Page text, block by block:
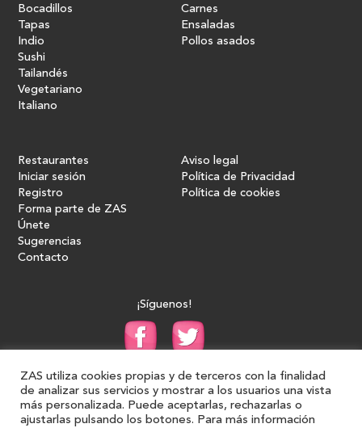
Bocadillos
Tapas
Indio
Sushi
Tailandés
Vegetariano
Italiano
Carnes
Ensaladas
Pollos asados
Restaurantes
Iniciar sesión
Registro
Forma parte de ZAS
Únete
Sugerencias
Contacto
Aviso legal
Política de Privacidad
Política de cookies
¡Síguenos!
ZAS utiliza cookies propias y de terceros con la finalidad
de analizar sus servicios y mostrar a los usuarios una vista
más personalizada. Puede aceptarlas, rechazarlas o
ajustarlas pulsando los botones. Para más información